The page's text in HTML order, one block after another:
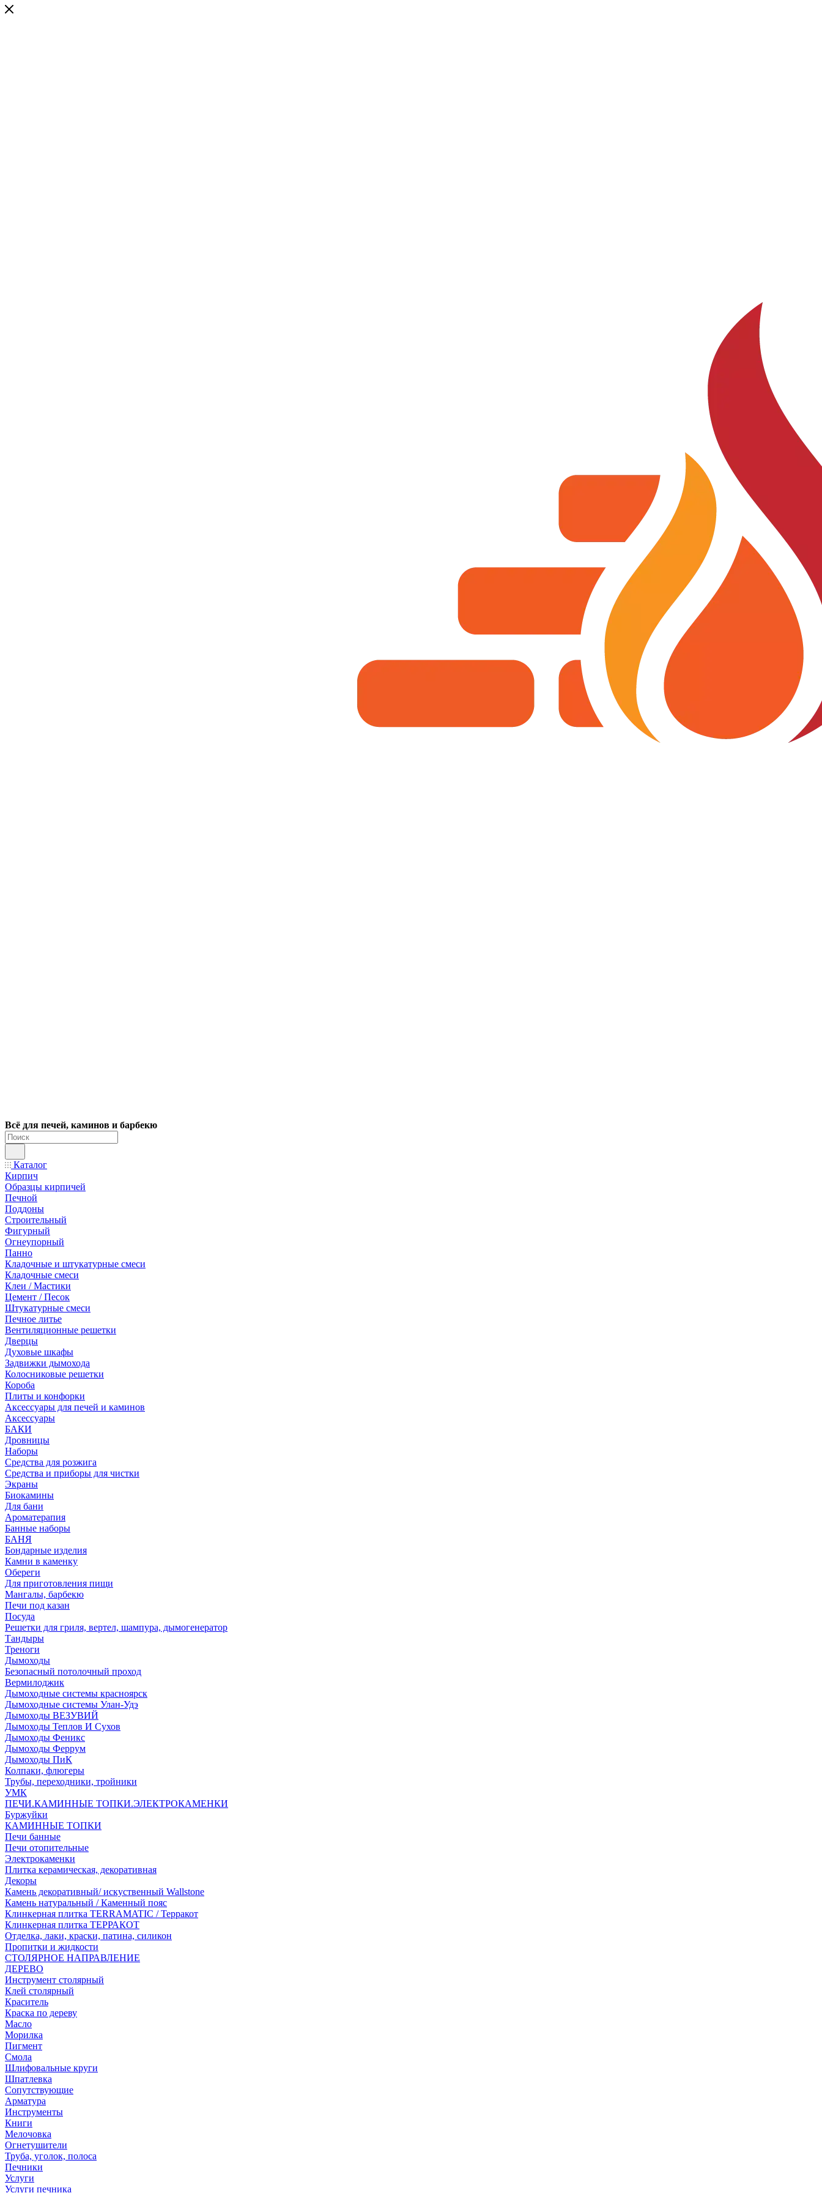
Всё для печей, каминов и барбекю
Каталог
Кирпич
Образцы кирпичей
Печной
Поддоны
Строительный
Фигурный
Огнеупорный
Панно
Кладочные и штукатурные смеси
Кладочные смеси
Клеи / Мастики
Цемент / Песок
Штукатурные смеси
Печное литье
Вентиляционные решетки
Дверцы
Духовые шкафы
Задвижки дымохода
Колосниковые решетки
Короба
Плиты и конфорки
Аксессуары для печей и каминов
Аксессуары
БАКИ
Дровницы
Наборы
Средства для розжига
Средства и приборы для чистки
Экраны
Биокамины
Для бани
Ароматерапия
Банные наборы
БАНЯ
Бондарные изделия
Камни в каменку
Обереги
Для приготовления пищи
Мангалы, барбекю
Печи под казан
Посуда
Решетки для гриля, вертел, шампура, дымогенератор
Тандыры
Треноги
Дымоходы
Безопасный потолочный проход
Вермилоджик
Дымоходные системы красноярск
Дымоходные системы Улан-Удэ
Дымоходы ВЕЗУВИЙ
Дымоходы Теплов И Сухов
Дымоходы Феникс
Дымоходы Феррум
Дымоходы ПиК
Колпаки, флюгеры
Трубы, переходники, тройники
УМК
ПЕЧИ.КАМИННЫЕ ТОПКИ.ЭЛЕКТРОКАМЕНКИ
Буржуйки
КАМИННЫЕ ТОПКИ
Печи банные
Печи отопительные
Электрокаменки
Плитка керамическая, декоративная
Декоры
Камень декоративный/ искуственный Wallstone
Камень натуральный / Каменный пояс
Клинкерная плитка TERRAMATIC / Терракот
Клинкерная плитка ТЕРРАКОТ
Отделка, лаки, краски, патина, силикон
Пропитки и жидкости
СТОЛЯРНОЕ НАПРАВЛЕНИЕ
ДЕРЕВО
Инструмент столярный
Клей столярный
Краситель
Краска по дереву
Масло
Морилка
Пигмент
Смола
Шлифовальные круги
Шпатлевка
Сопутствующие
Арматура
Инструменты
Книги
Мелочовка
Огнетушители
Труба, уголок, полоса
Печники
Услуги
Услуги печника